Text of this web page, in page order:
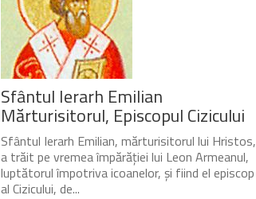
Sfântul Ierarh Emilian
Mărturisitorul, Episcopul Cizicului
Sfântul Ierarh Emilian, mărturisitorul lui Hristos,
a trăit pe vremea împărăției lui Leon Armeanul,
luptătorul împotriva icoanelor, și fiind el episcop
al Cizicului, de...